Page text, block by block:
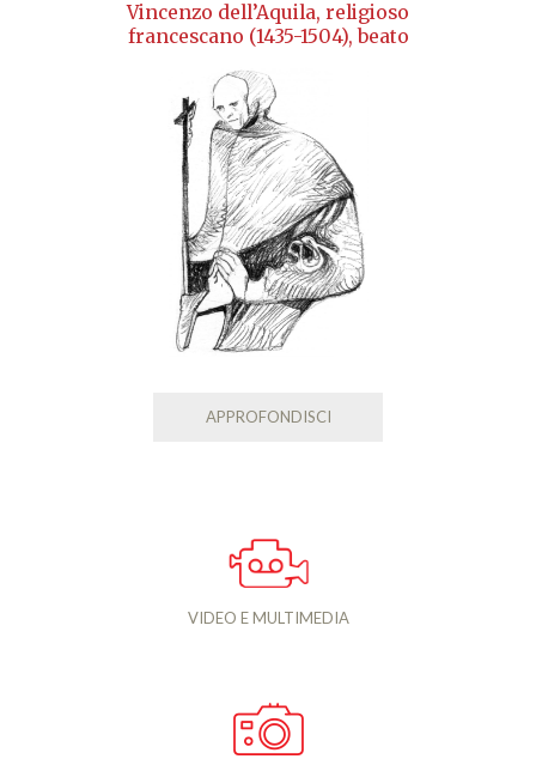
Vincenzo dell’Aquila, religioso
francescano (1435-1504), beato
APPROFONDISCI
VIDEO E MULTIMEDIA